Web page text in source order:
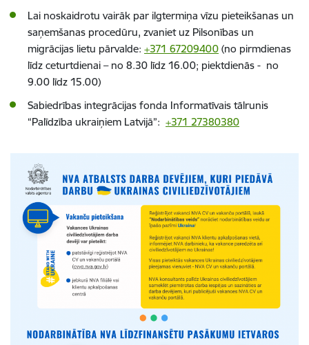
Lai noskaidrotu vairāk par ilgtermiņa vīzu pieteikšanas un
saņemšanas procedūru, zvaniet uz Pilsonības un
migrācijas lietu pārvalde: +371 67209400 (no pirmdienas
līdz ceturtdienai – no 8.30 līdz 16.00; piektdienās - no
9.00 līdz 15.00)
Sabiedrības integrācijas fonda Informatīvais tālrunis
“Palīdzība ukraiņiem Latvijā”: +371 27380380